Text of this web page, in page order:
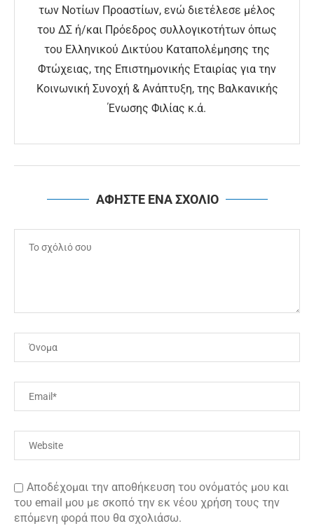
των Νοτίων Προαστίων, ενώ διετέλεσε μέλος
του ΔΣ ή/και Πρόεδρος συλλογικοτήτων όπως
του Ελληνικού Δικτύου Καταπολέμησης της
Φτώχειας, της Επιστημονικής Εταιρίας για την
Κοινωνική Συνοχή & Ανάπτυξη, της Βαλκανικής
Ένωσης Φιλίας κ.ά.
ΑΦΗΣΤΕ ΕΝΑ ΣΧΟΛΙΟ
Αποδέχομαι την αποθήκευση του ονόματός μου και
του email μου με σκοπό την εκ νέου χρήση τους την
επόμενη φορά που θα σχολιάσω.